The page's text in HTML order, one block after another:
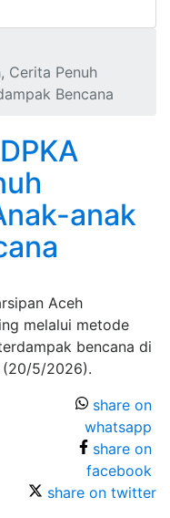
Cerita Penuh
Bencana
anak
Aceh
melalui metode
bencana di
(20/5/2026).
share on
whatsapp
share on
facebook
share on twitter